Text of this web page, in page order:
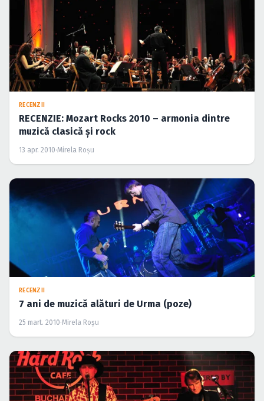
RECENZII
RECENZIE: Mozart Rocks 2010 – armonia dintre
muzică clasică şi rock
13 apr. 2010·Mirela Roşu
RECENZII
7 ani de muzică alături de Urma (poze)
25 mart. 2010·Mirela Roşu